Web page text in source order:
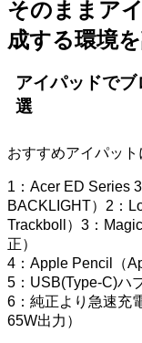
そのまま ア
成する環境
アイパッドで
選
おすすめアイパッ
1：Acer ED Series
BACKLIGHT）2：
Trackboll）3：
正）
4：Apple Pencil（
5：USB(Type-C)ハ
6：純正より急速充
65W出力）